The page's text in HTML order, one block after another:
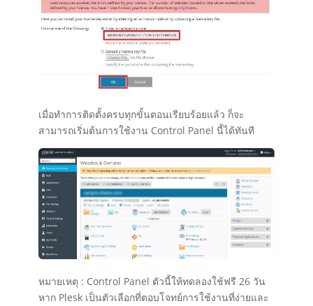
เมื่อทำการติดตั้งครบทุกขั้นตอนเรียบร้อยแล้ว ก็จะ
สามารถเริ่มต้นการใช้งาน Control Panel นี้ได้ทันที
หมายเหตุ : Control Panel ตัวนี้ให้ทดลองใช้ฟรี 26 วัน
หาก Plesk เป็นตัวเลือกที่ตอบโจทย์การใช้งานที่ง่ายและ